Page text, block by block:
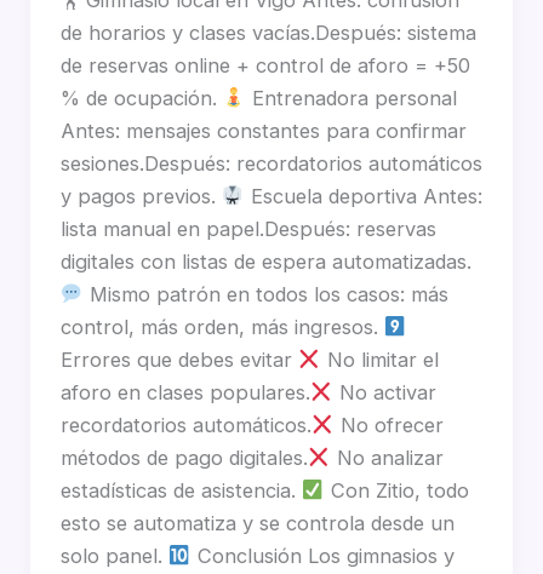
de horarios y clases vacías.Después: sistema
de reservas online + control de aforo = +50
% de ocupación.
Entrenadora personal
Antes: mensajes constantes para confirmar
sesiones.Después: recordatorios automáticos
y pagos previos.
Escuela deportiva Antes:
lista manual en papel.Después: reservas
digitales con listas de espera automatizadas.
Mismo patrón en todos los casos: más
control, más orden, más ingresos.
Errores que debes evitar
No limitar el
aforo en clases populares.
No activar
recordatorios automáticos.
No ofrecer
métodos de pago digitales.
No analizar
estadísticas de asistencia.
Con Zitio, todo
esto se automatiza y se controla desde un
solo panel.
Conclusión Los gimnasios y